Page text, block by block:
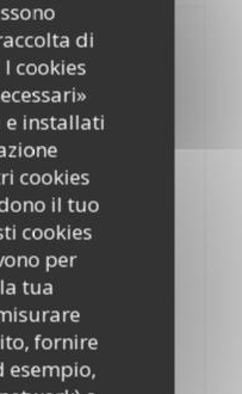
di
cookies
installati
cookies
il tuo
cookies
per
tua
fornire
esempio,
EUR
33cl